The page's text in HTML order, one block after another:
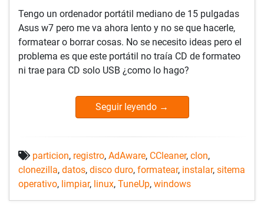
Tengo un ordenador portátil mediano de 15 pulgadas
Asus w7 pero me va ahora lento y no se que hacerle,
formatear o borrar cosas. No se necesito ideas pero el
problema es que este portátil no traía CD de formateo
ni trae para CD solo USB ¿como lo hago?
Seguir leyendo →
particion, registro, AdAware, CCleaner, clon,
clonezilla, datos, disco duro, formatear, instalar, sitema
operativo, limpiar, linux, TuneUp, windows